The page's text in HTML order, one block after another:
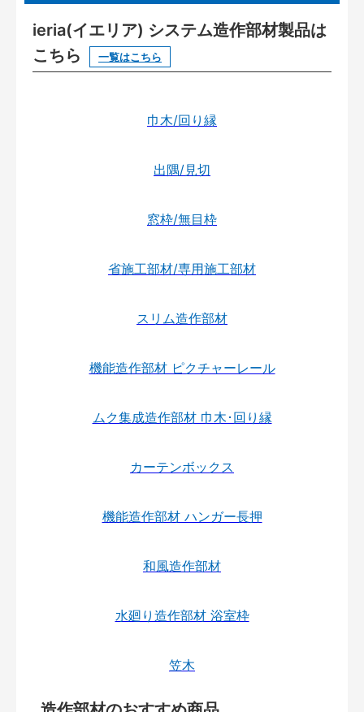
ieria(イエリア) システム造作部材製品は
こちら
一覧はこちら
巾木/回り縁
出隅/見切
窓枠/無目枠
省施工部材/専用施工部材
スリム造作部材
機能造作部材 ピクチャーレール
ムク集成造作部材 巾木･回り縁
カーテンボックス
機能造作部材 ハンガー長押
和風造作部材
水廻り造作部材 浴室枠
笠木